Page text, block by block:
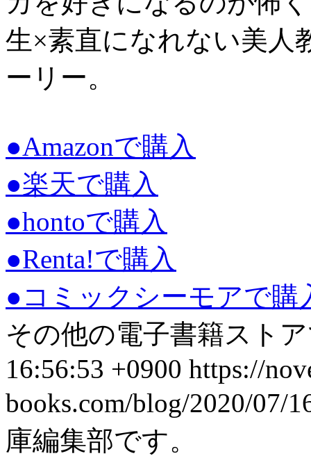
生×素直になれない美人
ーリー。
●Amazonで購入
●楽天で購入
●hontoで購入
●Renta!で購入
●コミックシーモアで購
その他の電子書籍スト
16:56:53 +0900 https://
books.com/blog/2020/07/
庫編集部です。